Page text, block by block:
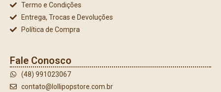
Termo e Condições
Entrega, Trocas e Devoluções
Política de Compra
Fale Conosco
(48) 991023067
contato@lollipopstore.com.br